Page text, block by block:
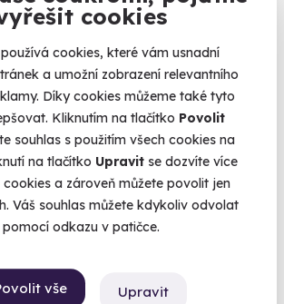
cookies
cookies, které vám usnadní
a umožní zobrazení relevantního
Díky cookies můžeme také tyto
Kliknutím na tlačítko Povolit
souhlas s použitím všech cookies na
na tlačítko Upravit se dozvíte více
a zároveň můžete povolit jen
Váš souhlas můžete kdykoliv odvolat
pomocí odkazu v patičce.
vše Upravit